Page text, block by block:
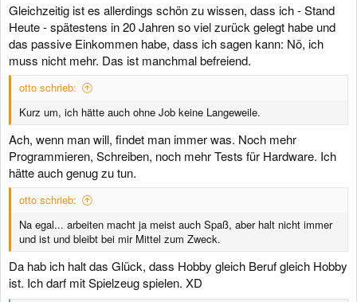
Gleichzeitig ist es allerdings schön zu wissen, dass ich - Stand
Heute - spätestens in 20 Jahren so viel zurück gelegt habe und
das passive Einkommen habe, dass ich sagen kann: Nö, ich
muss nicht mehr. Das ist manchmal befreiend.
otto schrieb:
Kurz um, ich hätte auch ohne Job keine Langeweile.
Ach, wenn man will, findet man immer was. Noch mehr
Programmieren, Schreiben, noch mehr Tests für Hardware. Ich
hätte auch genug zu tun.
otto schrieb:
Na egal... arbeiten macht ja meist auch Spaß, aber halt nicht immer
und ist und bleibt bei mir Mittel zum Zweck.
Da hab ich halt das Glück, dass Hobby gleich Beruf gleich Hobby
ist. Ich darf mit Spielzeug spielen. XD